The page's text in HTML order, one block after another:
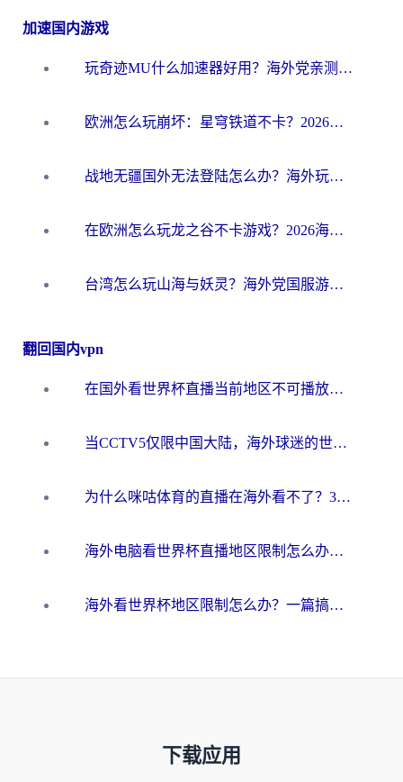
加速国内游戏
玩奇迹MU什么加速器好用？海外党亲测：这款加速器让你告别延迟卡顿！
欧洲怎么玩崩坏：星穹铁道不卡？2026海外玩家国服游戏加速器终极攻略
战地无疆国外无法登陆怎么办？海外玩家国服畅玩终极指南（附欧服魔兽EVE加速方案）
在欧洲怎么玩龙之谷不卡游戏？2026海外党国服游戏加速全攻略
台湾怎么玩山海与妖灵？海外党国服游戏加速全攻略，告别延迟卡顿
翻回国内vpn
在国外看世界杯直播当前地区不可播放？海外党必看的回国加速全攻略
当CCTV5仅限中国大陆，海外球迷的世界杯狂欢如何继续？
为什么咪咕体育的直播在海外看不了？3步解决海外看世界杯+抖音地区限制难题
海外电脑看世界杯直播地区限制怎么办？你需要一个聪明的加速器
海外看世界杯地区限制怎么办？一篇搞定咪咕视频播放+国内资源无缝访问指南
下载应用